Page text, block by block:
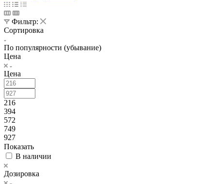
Фильтр:
Сортировка
По популярности (убывание)
Цена
Цена
216
394
572
749
927
Показать
В наличии
Дозировка